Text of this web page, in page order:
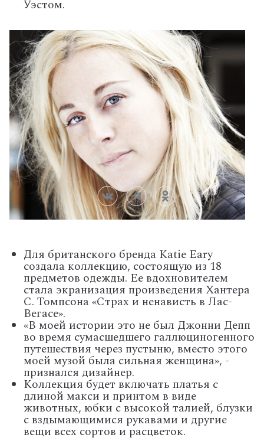
Уэстом.
Для британского бренда Katie Eary
создала коллекцию, состоящую из 18
предметов одежды. Ее вдохновителем
стала экранизация произведения Хантера
С. Томпсона «Страх и ненависть в Лас-
Вегасе».
«В моей истории это не был Джонни Депп
во время сумасшедшего галлюциногенного
путешествия через пустыню, вместо этого
моей музой была сильная женщина», -
признался дизайнер.
Коллекция будет включать платья с
длиной макси и принтом в виде
животных, юбки с высокой талией, блузки
с вздымающимися рукавами и другие
вещи всех сортов и расцветок.